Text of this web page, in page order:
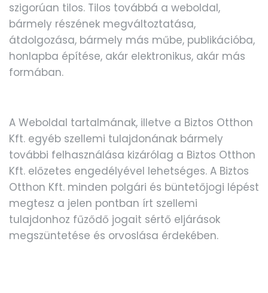
szigorúan tilos. Tilos továbbá a weboldal,
bármely részének megváltoztatása,
átdolgozása, bármely más műbe, publikációba,
honlapba építése, akár elektronikus, akár más
formában.
A Weboldal tartalmának, illetve a Biztos Otthon
Kft. egyéb szellemi tulajdonának bármely
további felhasználása kizárólag a Biztos Otthon
Kft. előzetes engedélyével lehetséges. A Biztos
Otthon Kft. minden polgári és büntetőjogi lépést
megtesz a jelen pontban írt szellemi
tulajdonhoz fűződő jogait sértő eljárások
megszüntetése és orvoslása érdekében.